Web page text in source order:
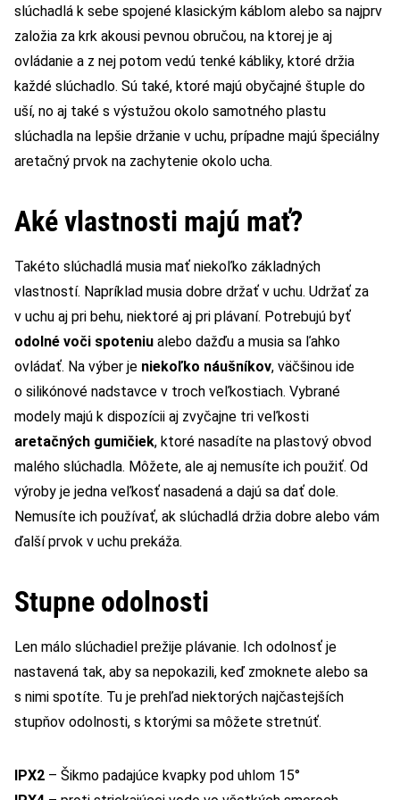
slúchadlá k sebe spojené klasickým káblom alebo sa najprv
založia za krk akousi pevnou obručou, na ktorej je aj
ovládanie a z nej potom vedú tenké kábliky, ktoré držia
každé slúchadlo. Sú také, ktoré majú obyčajné štuple do
uší, no aj také s výstužou okolo samotného plastu
slúchadla na lepšie držanie v uchu, prípadne majú špeciálny
aretačný prvok na zachytenie okolo ucha.
Aké vlastnosti majú mať?
Takéto slúchadlá musia mať niekoľko základných
vlastností. Napríklad musia dobre držať v uchu. Udržať za
v uchu aj pri behu, niektoré aj pri plávaní. Potrebujú byť
odolné voči spoteniu alebo dažďu a musia sa ľahko
ovládať. Na výber je niekoľko náušníkov, väčšinou ide
o silikónové nadstavce v troch veľkostiach. Vybrané
modely majú k dispozícii aj zvyčajne tri veľkosti
aretačných gumičiek, ktoré nasadíte na plastový obvod
malého slúchadla. Môžete, ale aj nemusíte ich použiť. Od
výroby je jedna veľkosť nasadená a dajú sa dať dole.
Nemusíte ich používať, ak slúchadlá držia dobre alebo vám
ďalší prvok v uchu prekáža.
Stupne odolnosti
Len málo slúchadiel prežije plávanie. Ich odolnosť je
nastavená tak, aby sa nepokazili, keď zmoknete alebo sa
s nimi spotíte. Tu je prehľad niektorých najčastejších
stupňov odolnosti, s ktorými sa môžete stretnúť.
IPX2 – Šikmo padajúce kvapky pod uhlom 15°